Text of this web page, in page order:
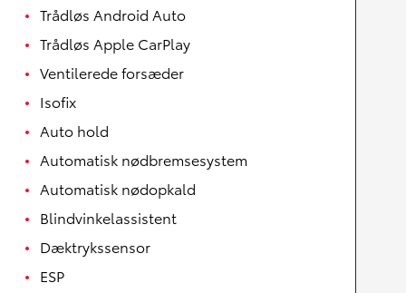
Trådløs Android Auto
Trådløs Apple CarPlay
Ventilerede forsæder
Isofix
Auto hold
Automatisk nødbremsesystem
Automatisk nødopkald
Blindvinkelassistent
Dæktrykssensor
ESP